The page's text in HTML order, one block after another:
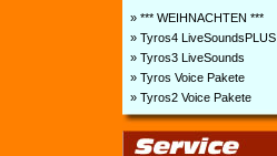
» *** WEIHNACHTEN ***
» Tyros4 LiveSoundsPLUS
» Tyros3 LiveSounds
» Tyros Voice Pakete
» Tyros2 Voice Pakete